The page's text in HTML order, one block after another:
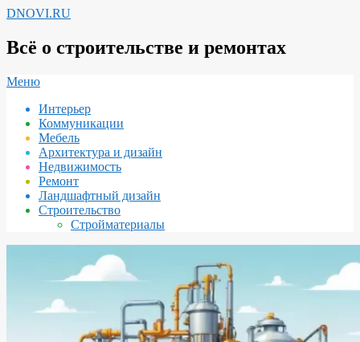
Перейти
содержимому
DNOVI.RU
Всё о строительстве и ремонтах
Вторичное
навигации
Меню
Интерьер
Коммуникации
Мебель
Архитектура и дизайн
Недвижимость
Ремонт
Ландшафтный дизайн
Строительство
Стройматериалы